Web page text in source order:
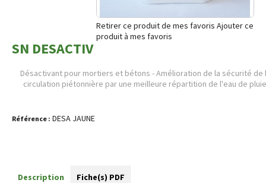
Retirer ce produit de mes favoris Ajouter ce
produit à mes favoris
SN DESACTIV
Désactivant pour mortiers et bétons - Amélioration de la sécurité de
circulation piétonnière par une meilleure répartition de l'eau de
Référence : DESA JAUNE
Description
Fiche(s) PDF